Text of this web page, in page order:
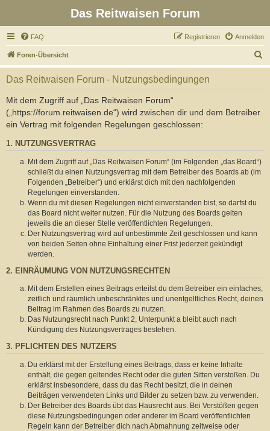
Das Reitwaisen Forum
FAQ Anmelden
Registrieren
Foren-Übersicht
u
Das Reitwaisen Forum - Nutzungsbedingungen
Mit dem Zugriff auf „Das Reitwaisen Forum“
(„https://forum.reitwaisen.de“) wird zwischen dir und dem Betreiber
ein Vertrag mit folgenden Regelungen geschlossen:
1. NUTZUNGSVERTRAG
Mit dem Zugriff auf „Das Reitwaisen Forum“ (im Folgenden „das Board“)
schließt du einen Nutzungsvertrag mit dem Betreiber des Boards ab (im
Folgenden „Betreiber“) und erklärst dich mit den nachfolgenden
Regelungen einverstanden.
Wenn du mit diesen Regelungen nicht einverstanden bist, so darfst du
das Board nicht weiter nutzen. Für die Nutzung des Boards gelten
jeweils die an dieser Stelle veröffentlichten Regelungen.
Der Nutzungsvertrag wird auf unbestimmte Zeit geschlossen und kann
von beiden Seiten ohne Einhaltung einer Frist jederzeit gekündigt
werden.
2. EINRÄUMUNG VON NUTZUNGSRECHTEN
Mit dem Erstellen eines Beitrags erteilst du dem Betreiber ein einfaches,
zeitlich und räumlich unbeschränktes und unentgeltliches Recht, deinen
Beitrag im Rahmen des Boards zu nutzen.
Das Nutzungsrecht nach Punkt 2, Unterpunkt a bleibt auch nach
Kündigung des Nutzungsvertrages bestehen.
3. PFLICHTEN DES NUTZERS
Du erklärst mit der Erstellung eines Beitrags, dass er keine Inhalte
enthält, die gegen geltendes Recht oder die guten Sitten verstoßen. Du
erklärst insbesondere, dass du das Recht besitzt, die in deinen
Beiträgen verwendeten Links und Bilder zu setzen bzw. zu verwenden.
Der Betreiber des Boards übt das Hausrecht aus. Bei Verstößen gegen
diese Nutzungsbedingungen oder anderer im Board veröffentlichten
Regeln kann der Betreiber dich nach Abmahnung zeitweise oder